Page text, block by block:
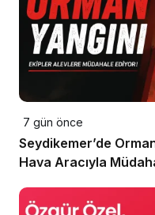
7 gün önce
Seydikemer’de
Hava Aracıyla